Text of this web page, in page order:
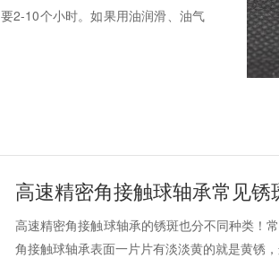
2-10个小时。如果用油润滑、油气
高速精密角接触球轴承的锈斑也分不同种类！
角接触球轴承表面一片片有淡淡黄的就是黄锈